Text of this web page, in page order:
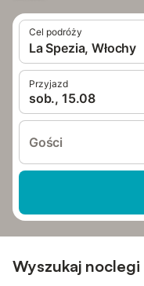
Cel podróży
La Spezia, Włochy
Przyjazd
sob., 15.08
Gości
Wyszukaj noclegi